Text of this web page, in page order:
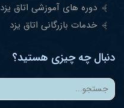
دوره های آموزشی اتاق یزد
خدمات بازرگانی اتاق یزد
دنبال چه چیزی هستید؟